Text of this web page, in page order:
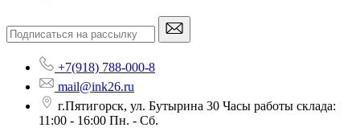
+7(918) 788-000-8
mail@ink26.ru
г.Пятигорск, ул. Бутырина 30 Часы работы склада:
11:00 - 16:00 Пн. - Сб.